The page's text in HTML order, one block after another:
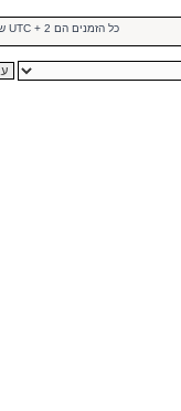
כל הזמנים הם UTC + 2 שעות